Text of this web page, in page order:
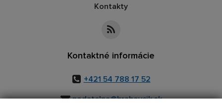
Kontakty
Kontaktné informácie
+421 54 788 17 52
podatelna@hrabovcik.sk